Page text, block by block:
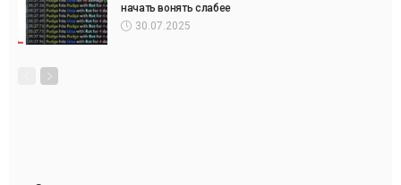
начать вонять слабее
30.07.2025